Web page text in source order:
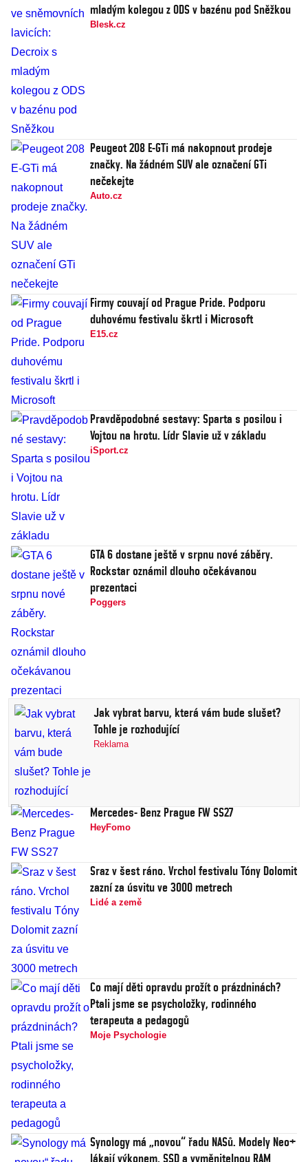
mladým kolegou z ODS v bazénu pod Sněžkou
Blesk.cz
Peugeot 208 E-GTi má nakopnout prodeje
značky. Na žádném SUV ale označení GTi
nečekejte
Auto.cz
Firmy couvají od Prague Pride. Podporu
duhovému festivalu škrtl i Microsoft
E15.cz
Pravděpodobné sestavy: Sparta s posilou i
Vojtou na hrotu. Lídr Slavie už v základu
iSport.cz
GTA 6 dostane ještě v srpnu nové záběry.
Rockstar oznámil dlouho očekávanou
prezentaci
Poggers
Jak vybrat barvu, která vám bude slušet?
Tohle je rozhodující
Reklama
Mercedes- Benz Prague FW SS27
HeyFomo
Sraz v šest ráno. Vrchol festivalu Tóny Dolomit
zazní za úsvitu ve 3000 metrech
Lidé a země
Co mají děti opravdu prožít o prázdninách?
Ptali jsme se psycholožky, rodinného
terapeuta a pedagogů
Moje Psychologie
Synology má „novou“ řadu NASů. Modely Neo+
lákají výkonem, SSD a vyměnitelnou RAM